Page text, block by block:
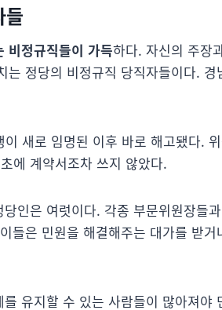
들
비정규직들이 가득하다. 자신의 주장
정당의 비정규직 당직자들이다. 경
새로 임명된 이후 바로 해고됐다.
에 계약서조차 쓰지 않았다.
인은 여럿이다. 각종 부문위원장들
들은 민원을 해결해주는 대가를 받거
유지할 수 있는 사람들이 많아져야